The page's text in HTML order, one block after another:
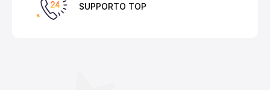
SUPPORTO TOP